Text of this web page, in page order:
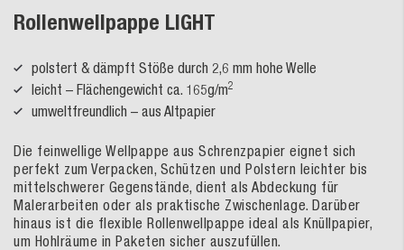
Rollenwellpappe LIGHT
polstert & dämpft Stöße durch 2,6 mm hohe Welle
leicht – Flächengewicht ca. 165g/m2
umweltfreundlich – aus Altpapier
Die feinwellige Wellpappe aus Schrenzpapier eignet sich
perfekt zum Verpacken, Schützen und Polstern leichter bis
mittelschwerer Gegenstände, dient als Abdeckung für
Malerarbeiten oder als praktische Zwischenlage. Darüber
hinaus ist die flexible Rollenwellpappe ideal als Knüllpapier,
um Hohlräume in Paketen sicher auszufüllen.